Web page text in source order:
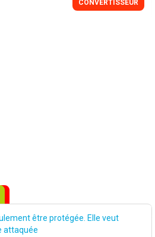
CONVERTISSEUR
être protégée. Elle veut
attaquée